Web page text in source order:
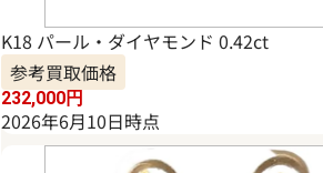
K18 パール・ダイヤモンド 0.42ct
参考買取価格
232,000円
2026年6月10日時点